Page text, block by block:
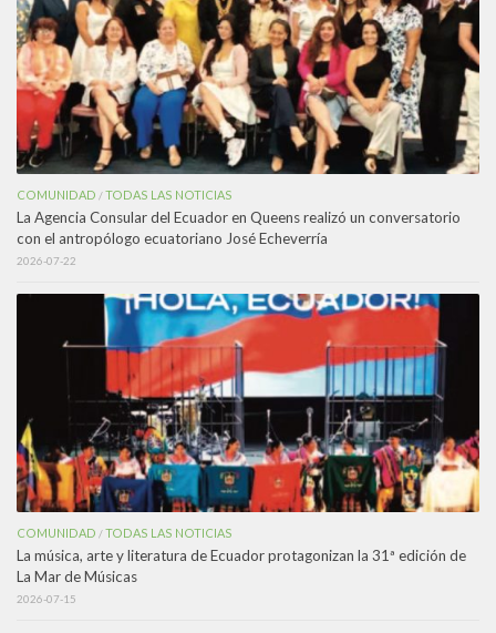
COMUNIDAD /TODAS LAS NOTICIAS
La Agencia Consular del Ecuador en Queens realizó un conversatorio
con el antropólogo ecuatoriano José Echeverría
2026-07-22
COMUNIDAD /TODAS LAS NOTICIAS
La música, arte y literatura de Ecuador protagonizan la 31ª edición de
La Mar de Músicas
2026-07-15